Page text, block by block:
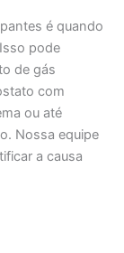
é quando
pode
de gás
com
ou até
Nossa equipe
a causa